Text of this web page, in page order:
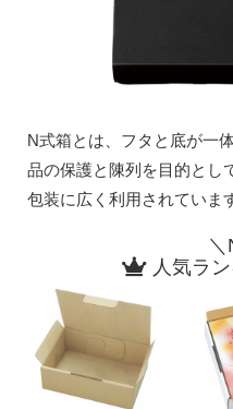
N式箱とは、フタと底が一
品の保護と陳列を目的とし
包装に広く利用されていま
＼
人気ラ